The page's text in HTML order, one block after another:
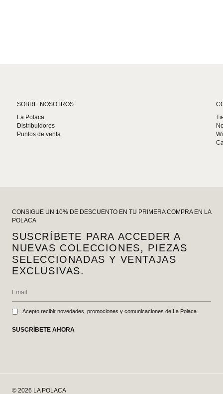
SOBRE NOSOTROS
La Polaca
Distribuidores
Puntos de venta
CONSIGUE UN 10% DE DESCUENTO EN TU PRIMERA COMPRA EN LA
POLACA
SUSCRÍBETE PARA ACCEDER A
NUEVAS COLECCIONES, PIEZAS
SELECCIONADAS Y VENTAJAS
EXCLUSIVAS.
Acepto recibir novedades, promociones y comunicaciones de La Polaca.
SUSCRÍBETE AHORA
© 2026 LA POLACA